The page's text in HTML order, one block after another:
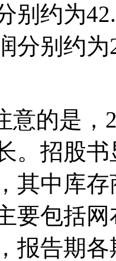
别约为
分别约
意的是
。招股
其中库
要包括
报告期